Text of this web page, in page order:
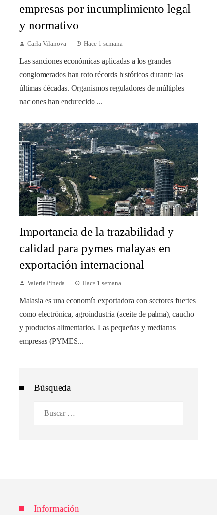
empresas por incumplimiento legal
y normativo
Carla Vilanova Hace 1 semana
Las sanciones económicas aplicadas a los grandes
conglomerados han roto récords históricos durante las
últimas décadas. Organismos reguladores de múltiples
naciones han endurecido ...
Importancia de la trazabilidad y
calidad para pymes malayas en
exportación internacional
Valeria Pineda Hace 1 semana
Malasia es una economía exportadora con sectores fuertes
como electrónica, agroindustria (aceite de palma), caucho
y productos alimentarios. Las pequeñas y medianas
empresas (PYMES...
Búsqueda
Información